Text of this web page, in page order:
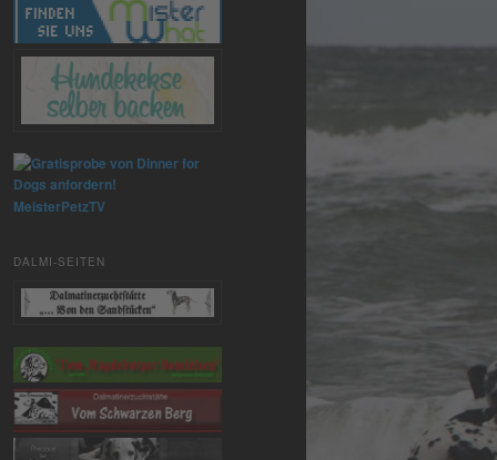
MeisterPetzTV
DALMI-SEITEN